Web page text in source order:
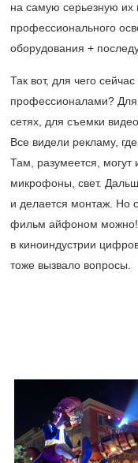
на самую серьезную
профессионального
оборудования +
Так вот, для чего
профессионалами? Для
сетях, для съемки
Все видели рекламу,
Там, разумеется, могут
микрофоны, свет.
и делается монтаж. Но
фильм айфоном можно!
в киноиндустрии
тоже вызвало вопросы.